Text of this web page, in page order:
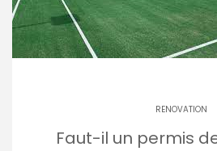
RENOVATION
Faut-il un permis